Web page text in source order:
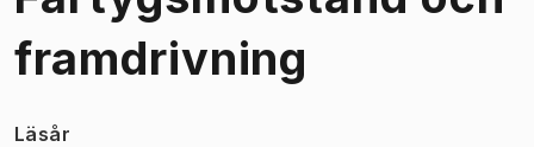
framdrivning
Läsår